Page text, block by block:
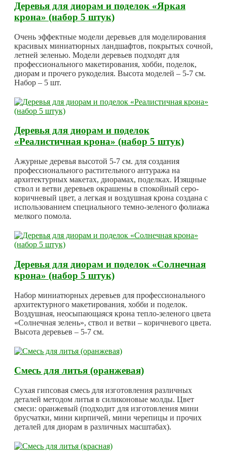
Деревья для диорам и поделок «Яркая
крона» (набор 5 штук)
Очень эффектные модели деревьев для моделирования
красивых миниатюрных ландшафтов, покрытых сочной,
летней зеленью. Модели деревьев подходят для
профессионального макетирования, хобби, поделок,
диорам и прочего рукоделия. Высота моделей – 5-7 см.
Набор – 5 шт.
Деревья для диорам и поделок
«Реалистичная крона» (набор 5 штук)
Ажурные деревья высотой 5-7 см. для создания
профессионального растительного антуража на
архитектурных макетах, диорамах, поделках. Изящные
ствол и ветви деревьев окрашены в спокойный серо-
коричневый цвет, а легкая и воздушная крона создана с
использованием специального темно-зеленого фолиажа
мелкого помола.
Деревья для диорам и поделок «Солнечная
крона» (набор 5 штук)
Набор миниатюрных деревьев для профессионального
архитектурного макетирования, хобби и поделок.
Воздушная, неосыпающаяся крона тепло-зеленого цвета
«Солнечная зелень», ствол и ветви – коричневого цвета.
Высота деревьев – 5-7 см.
Смесь для литья (оранжевая)
Сухая гипсовая смесь для изготовления различных
деталей методом литья в силиконовые молды. Цвет
смеси: оранжевый (подходит для изготовления мини
брусчатки, мини кирпичей, мини черепицы и прочих
деталей для диорам в различных масштабах).